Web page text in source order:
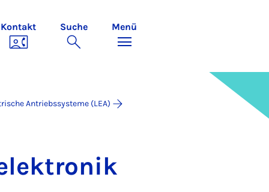
Kontakt Suche Menü
Antriebssysteme (LEA)